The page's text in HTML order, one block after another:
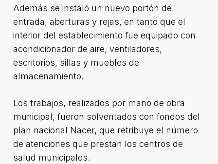
Además se instaló un nuevo portón de
entrada, aberturas y rejas, en tanto que el
interior del establecimiento fue equipado con
acondicionador de aire, ventiladores,
escritorios, sillas y muebles de
almacenamiento.
Los trabajos, realizados por mano de obra
municipal, fueron solventados con fondos del
plan nacional Nacer, que retribuye el número
de atenciones que prestan los centros de
salud municipales.